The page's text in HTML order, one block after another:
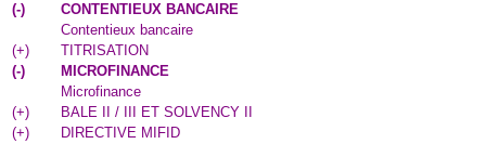
(-)
CONTENTIEUX BANCAIRE
Contentieux bancaire
(+)
TITRISATION
(-)
MICROFINANCE
Microfinance
(+)
BALE II / III ET SOLVENCY II
(+)
DIRECTIVE MIFID